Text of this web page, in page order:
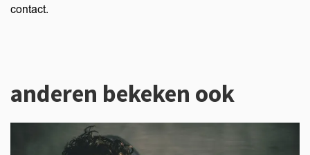
contact.
anderen bekeken ook